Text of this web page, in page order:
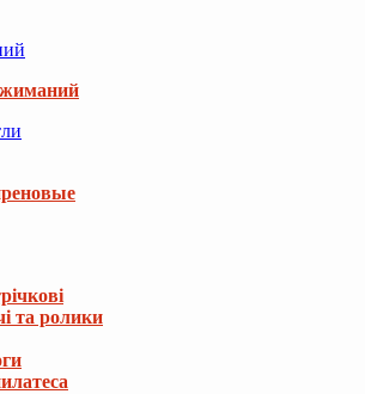
та ролики